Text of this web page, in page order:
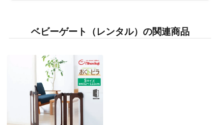
ベビーゲート（レンタル）の関連商品